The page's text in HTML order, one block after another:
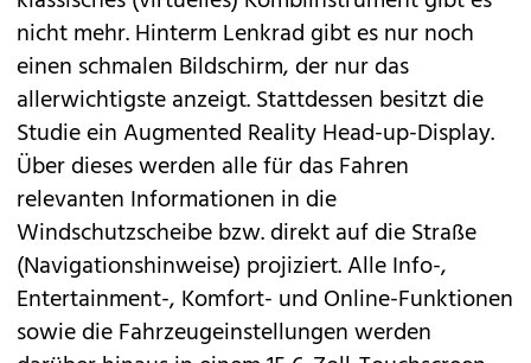
nicht mehr. Hinterm Lenkrad gibt es nur noch
einen schmalen Bildschirm, der nur das
allerwichtigste anzeigt. Stattdessen besitzt die
Studie ein Augmented Reality Head-up-Display.
Über dieses werden alle für das Fahren
relevanten Informationen in die
Windschutzscheibe bzw. direkt auf die Straße
(Navigationshinweise) projiziert. Alle Info-,
Entertainment-, Komfort- und Online-Funktionen
sowie die Fahrzeugeinstellungen werden